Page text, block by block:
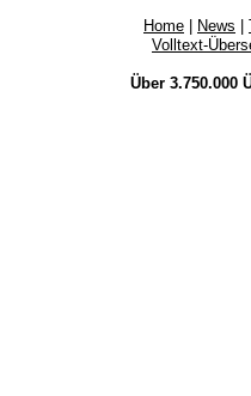
Home News
Volltext-
Über 3.750.000